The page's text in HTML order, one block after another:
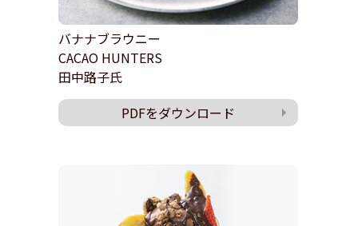
バナナブラウニー
CACAO HUNTERS
田中路子氏
PDFをダウンロード